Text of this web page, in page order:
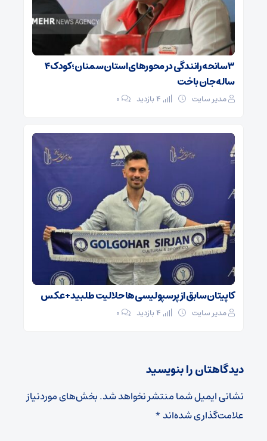
۳ سانحه رانندگی در محورهای استان سمنان؛ کودک ۴
ساله جان باخت
مدیر سایت ۰
کاپیتان سابق از پرسپولیسی‌ها حلالیت طلبید + عکس
مدیر سایت ۰
دیدگاهتان را بنویسید
نشانی ایمیل شما منتشر نخواهد شد.بخش‌های موردنیاز
علامت‌گذاری شده‌اند*